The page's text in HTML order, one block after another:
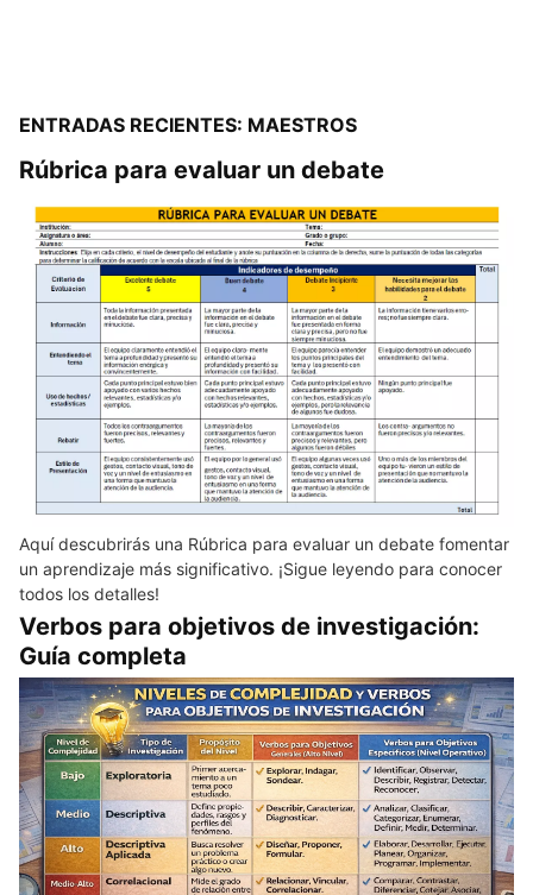
ENTRADAS RECIENTES: MAESTROS
Rúbrica para evaluar un debate
Aquí descubrirás una Rúbrica para evaluar un debate fomentar
un aprendizaje más significativo. ¡Sigue leyendo para conocer
todos los detalles!
Verbos para objetivos de investigación:
Guía completa